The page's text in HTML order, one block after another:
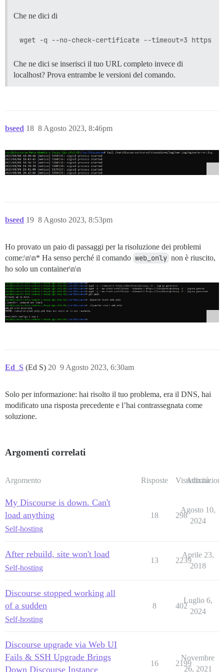
Che ne dici di
Che ne dici se inserisci il tuo URL completo invece di
localhost? Prova entrambe le versioni del comando.
bseed 8 Agosto 2023, 8:46pm
18
bseed 8 Agosto 2023, 8:53pm
19
Ho provato un paio di passaggi per la risoluzione dei problemi
come:\n\n* Ha senso perché il comando web_only non è riuscito,
ho solo un container\n\n
Ed_S (Ed S) 9 Agosto 2023, 6:30am
20
Solo per informazione: hai risolto il tuo problema, era il DNS, hai
modificato una risposta precedente e l’hai contrassegnata come
soluzione.
Argomenti correlati
Argomento Risposte Visualizzazioni
Attività
My Discourse is down. Can't
load anything
Self-hosting
18 298
Agosto 10,
2024
After rebuild, site won't load
Self-hosting
13 2239
Aprile 23,
2018
Discourse stopped working all
of a sudden
Self-hosting
8 402
Luglio 6,
2024
Discourse upgrade via Web UI
Fails & SSH Upgrade Brings
Down Discourse Instance
16 2199
Novembre
26, 2021